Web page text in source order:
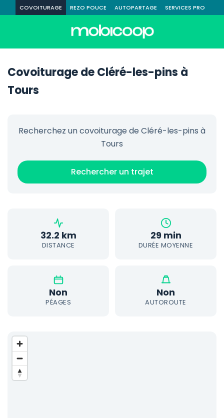
COVOITURAGE REZO POUCE AUTOPARTAGE SERVICES PRO
Covoiturage de Cléré-les-pins à
Tours
Recherchez un covoiturage de Cléré-les-pins à
Tours
Rechercher un trajet
32.2 km
DISTANCE
29 min
DURÉE MOYENNE
Non
PÉAGES
Non
AUTOROUTE